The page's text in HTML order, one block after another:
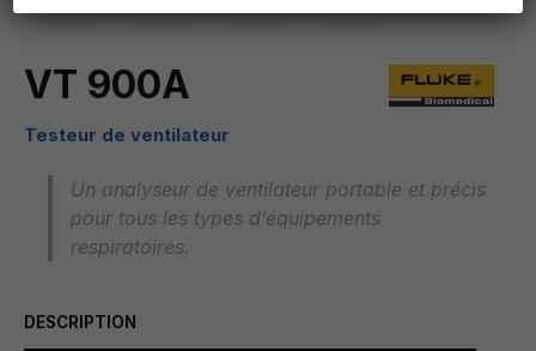
VT 900A
Testeur de ventilateur
Un analyseur de ventilateur portable et précis
pour tous les types d’équipements
respiratoires.
DESCRIPTION